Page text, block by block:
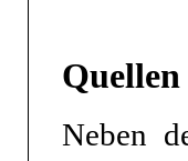
Quellen
Neben